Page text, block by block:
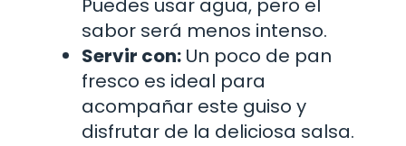
Puedes usar agua, pero el
sabor será menos intenso.
Servir con: Un poco de pan
fresco es ideal para
acompañar este guiso y
disfrutar de la deliciosa salsa.